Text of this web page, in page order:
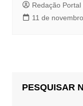
Redação Portal
11 de
PESQUISAR